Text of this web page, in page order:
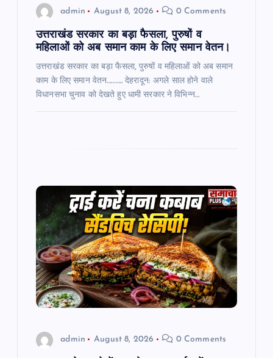
admin August 8, 2026 0 Comments
उत्तराखंड सरकार का बड़ा फैसला, पुरुषों व
महिलाओं को अब समान काम के लिए समान वेतन।
उत्तराखंड सरकार का बड़ा फैसला, पुरुषों व महिलाओं को अब समान
काम के लिए समान वेतन……….. देहरादून: अगले साल होने वाले
विधानसभा चुनाव को देखते हुए धामी सरकार ने विभिन्न…
admin August 8, 2026 0 Comments